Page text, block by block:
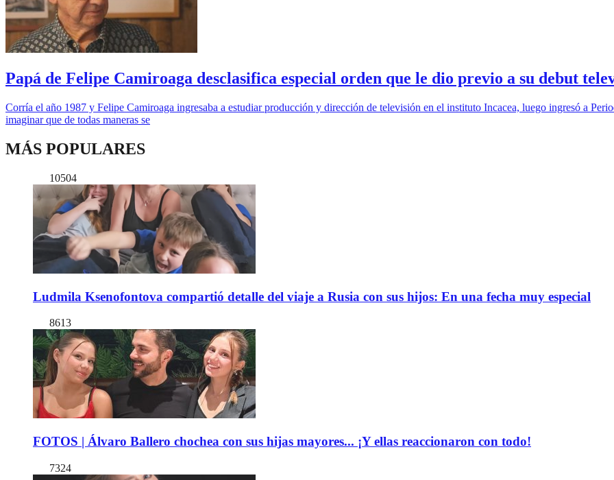
Papá de Felipe Camiroaga desclasifica especial orden que le dio previo a su debut
Corría el año 1987 y Felipe Camiroaga ingresaba a estudiar producción y dirección de televisión en el instituto Incacea, luego ingresó a
imaginar que de todas maneras se
MÁS POPULARES
10504
Ludmila Ksenofontova compartió detalle del viaje a Rusia con sus hijos: En una fecha muy especial
8613
FOTOS | Álvaro Ballero chochea con sus hijas mayores... ¡Y ellas reaccionaron con todo!
7324